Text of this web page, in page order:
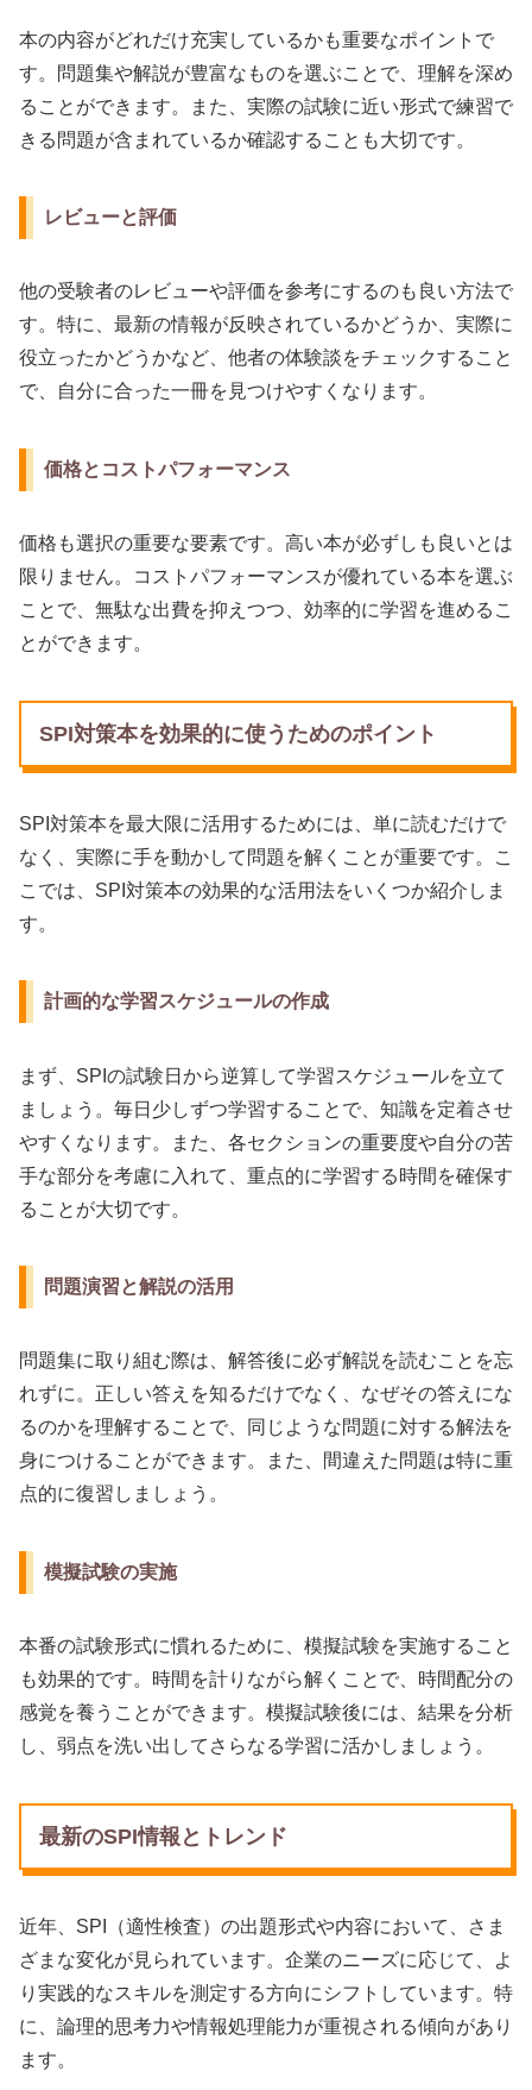
本の内容がどれだけ充実しているかも重要なポイントで
す。問題集や解説が豊富なものを選ぶことで、理解を深め
ることができます。また、実際の試験に近い形式で練習で
きる問題が含まれているか確認することも大切です。
レビューと評価
他の受験者のレビューや評価を参考にするのも良い方法で
す。特に、最新の情報が反映されているかどうか、実際に
役立ったかどうかなど、他者の体験談をチェックすること
で、自分に合った一冊を見つけやすくなります。
価格とコストパフォーマンス
価格も選択の重要な要素です。高い本が必ずしも良いとは
限りません。コストパフォーマンスが優れている本を選ぶ
ことで、無駄な出費を抑えつつ、効率的に学習を進めるこ
とができます。
SPI対策本を効果的に使うためのポイント
SPI対策本を最大限に活用するためには、単に読むだけで
なく、実際に手を動かして問題を解くことが重要です。こ
こでは、SPI対策本の効果的な活用法をいくつか紹介しま
す。
計画的な学習スケジュールの作成
まず、SPIの試験日から逆算して学習スケジュールを立て
ましょう。毎日少しずつ学習することで、知識を定着させ
やすくなります。また、各セクションの重要度や自分の苦
手な部分を考慮に入れて、重点的に学習する時間を確保す
ることが大切です。
問題演習と解説の活用
問題集に取り組む際は、解答後に必ず解説を読むことを忘
れずに。正しい答えを知るだけでなく、なぜその答えにな
るのかを理解することで、同じような問題に対する解法を
身につけることができます。また、間違えた問題は特に重
点的に復習しましょう。
模擬試験の実施
本番の試験形式に慣れるために、模擬試験を実施すること
も効果的です。時間を計りながら解くことで、時間配分の
感覚を養うことができます。模擬試験後には、結果を分析
し、弱点を洗い出してさらなる学習に活かしましょう。
最新のSPI情報とトレンド
近年、SPI（適性検査）の出題形式や内容において、さま
ざまな変化が見られています。企業のニーズに応じて、よ
り実践的なスキルを測定する方向にシフトしています。特
に、論理的思考力や情報処理能力が重視される傾向があり
ます。